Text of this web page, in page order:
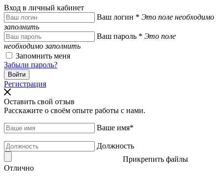
Вход в личный кабинет
Ваш логин * Это поле необходимо
заполнить
Ваш пароль * Это поле
необходимо заполнить
Запомнить меня
Забыли пароль?
Регистрация
Оставить свой отзыв
Расскажите о своём опыте работы с нами.
Ваше имя*
Должность
Прикрепить файлы
Отлично